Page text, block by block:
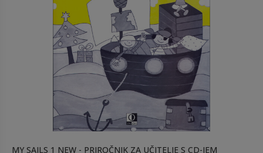
MY SAILS 1 NEW - PRIROČNIK ZA UČITELJE S CD-JEM